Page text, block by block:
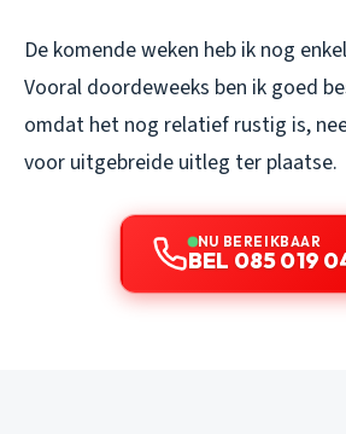
De komende weken heb ik nog
Vooral doordeweeks ben ik goed
omdat het nog relatief rustig is,
voor uitgebreide uitleg ter plaatse.
NU BEREIKBAAR
BEL 085 019